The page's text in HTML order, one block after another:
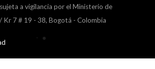
a vigilancia por el Ministerio de
Kr 7 # 19 - 38, Bogotá - Colombia